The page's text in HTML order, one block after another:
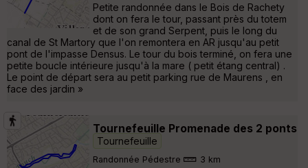
Petite randonnée dans le Bois de Rachety
dont on fera le tour, passant près du totem
et de son grand Serpent, puis le long du
canal de St Martory que l'on remontera en AR jusqu'au petit
pont de l'impasse Densus. Le tour du bois terminé, on fera une
petite boucle intérieure jusqu'à la mare ( petit étang central) .
Le point de départ sera au petit parking rue de Maurens , en
face des jardin »
Tournefeuille Promenade des 2 ponts
Tournefeuille
Randonnée Pédestre 3 km